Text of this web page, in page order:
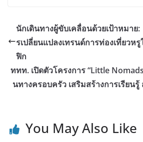
นักเดินทางผู้ขับเคลื่อนด้วยเป้าหมาย
รเปลี่ยนแปลงเทรนด์การท่องเที่ยวห
ฟิก
ททท. เปิดตัวโครงการ “Little
นทางครอบครัว เสริมสร้างการเรียน
You May Also Like